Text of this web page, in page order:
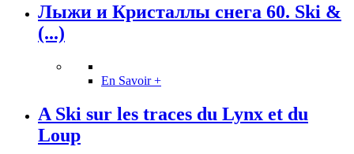
Лыжи и Кристаллы снега 60. Ski &
(...)
En Savoir +
A Ski sur les traces du Lynx et du
Loup